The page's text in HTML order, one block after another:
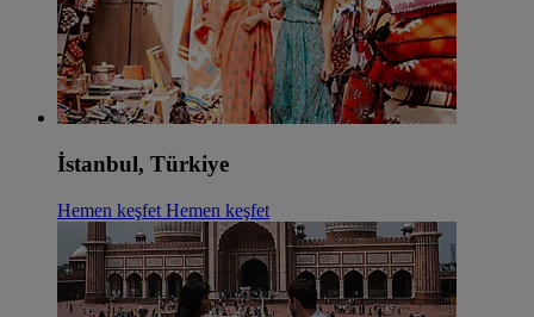
İstanbul, Türkiye
Hemen keşfet Hemen keşfet